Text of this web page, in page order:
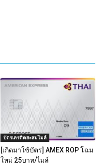
บัตรเครดิตสะสมไมล์
[เกิดมาใช้บัตร] AMEX ROP โฉม
ใหม่ 25บาท/ไมล์